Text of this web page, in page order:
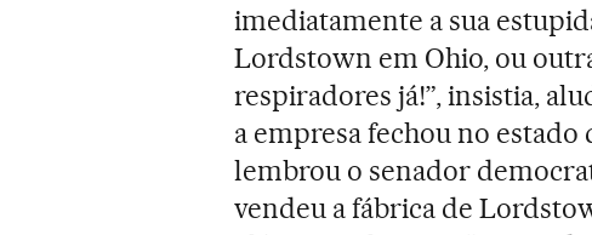
imediatamente a sua
Lordstown em Ohio, ou
respiradores já!”, insistia,
a empresa fechou no
lembrou o senador
vendeu a fábrica de